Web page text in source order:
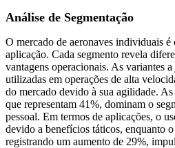
Análise de Segmentação
O mercado de aeronaves individuais
aplicação. Cada segmento revela
vantagens operacionais. As variantes
utilizadas em operações de alta
do mercado devido à sua agilidade.
que representam 41%, dominam o
pessoal. Em termos de aplicações, o
devido a benefícios táticos, enquanto
registrando um aumento de 29%,